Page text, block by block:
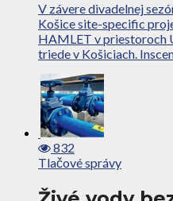
V závere divadelnej
Košice site-specific
HAMLET v priestoroch
triede v Košiciach.
832
Tlačové správy